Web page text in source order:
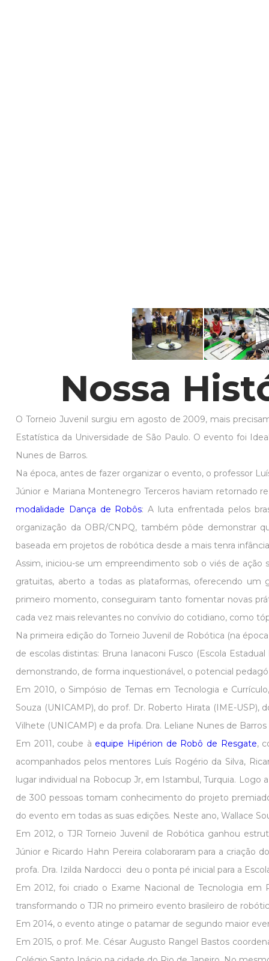
Nossa
O Torneio Juvenil surgiu em agosto de 2009, mais
Estatística da Universidade de São Paulo. O evento foi
Nunes de Barros.
Na época, antes de fazer organizar o evento, o professor
Júnior e Mariana Montenegro Terceros haviam retornado
modalidade Dança de Robôs: A luta enfrentada pelos
organização da OBR/CNPQ, também pôde demonstrar
baseada em projetos de robótica desde a mais tenra
Assim, iniciou-se um empreendimento sob o viés de
gratuitas, aberto a todas as plataformas, oferecendo um
primeiro momento, conseguiram tanto fomentar novas
cada vez mais relevantes no convívio do cotidiano, como
Na primeira edição do Torneio Juvenil de Robótica (na
de escolas distintas: Bruna Ianaconi Fusco (Escola
demonstrando, de forma inquestionável, o potencial
Em 2010, o Simpósio de Temas em Tecnologia e
Souza (UNICAMP), do prof. Dr. Roberto Hirata (IME-USP),
Vilhete (UNICAMP) e da profa. Dra. Leliane Nunes de
Em 2011, coube à equipe Hipérion de Robô de Resgate,
acompanhados pelos mentores Luís Rogério da Silva,
lugar individual na Robocup Jr, em Istambul, Turquia.
de 300 pessoas tomam conhecimento do projeto
do evento em todas as suas edições. Neste ano, Wallace
Em 2012, o TJR Torneio Juvenil de Robótica ganhou
Júnior e Ricardo Hahn Pereira colaboraram para a criação
profa. Dra. Izilda Nardocci deu o ponta pé inicial para a
Em 2012, foi criado o Exame Nacional de Tecnologia em
transformando o TJR no primeiro evento brasileiro de
Em 2014, o evento atinge o patamar de segundo maior
Em 2015, o prof. Me. César Augusto Rangel Bastos